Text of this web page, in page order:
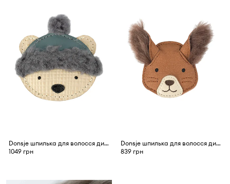
Donsje шпилька для волосся дитяча шкіряна Stanzen Clip Polar Bear
1049 грн
Donsje шпилька для волосся дитяча шкіряна Josy Exclusive Hairclip Fluffy Squirrel
839 грн